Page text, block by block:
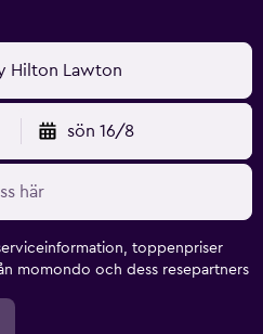
Hilton Lawton
sön 16/8
toppenpriser
momondo och dess resepartners